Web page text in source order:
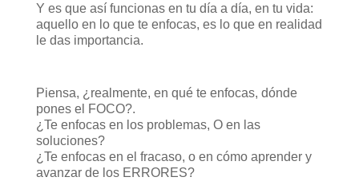
Y es que así funcionas en tu día a día, en tu vida:
aquello en lo que te enfocas, es lo que en realidad
le das importancia.
Piensa, ¿realmente, en qué te enfocas, dónde
pones el FOCO?.
¿Te enfocas en los problemas, O en las
soluciones?
¿Te enfocas en el fracaso, o en cómo aprender y
avanzar de los ERRORES?